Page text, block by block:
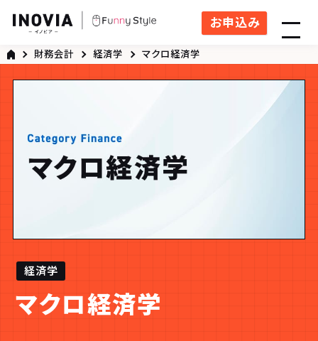
お申込み
財務会計 経済学 マクロ経済学
経済学
マクロ経済学